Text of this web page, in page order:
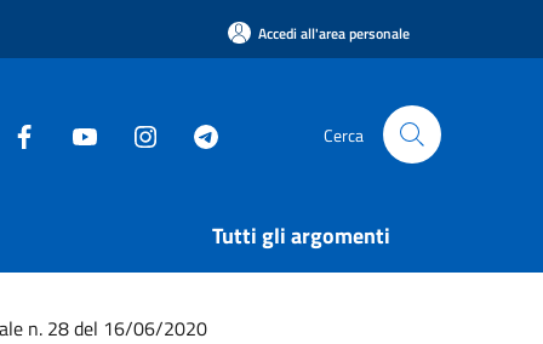
Accedi all'area personale
Cerca
Tutti gli argomenti
n. 28 del 16/06/2020